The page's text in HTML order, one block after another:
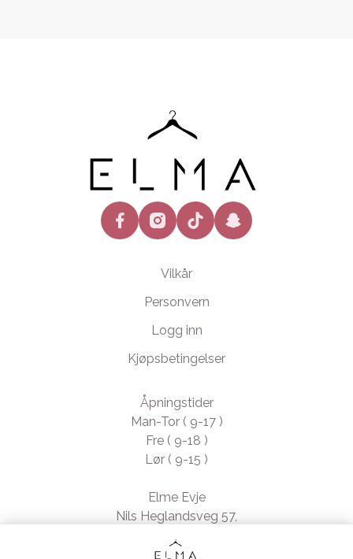
facebookinstagramtiktok snapchat
Vilkår
Personvern
Logg inn
Kjøpsbetingelser
Åpningstider
Man-Tor ( 9-17 )
Fre ( 9-18 )
Lør ( 9-15 )
Elme Evje
Nils Heglandsveg 57,
4735 Evje, Norway
- Org. nr. 923370994